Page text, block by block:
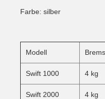
Farbe: silber
Modell
Swift 1000 4 kg
Swift 2000 4 kg